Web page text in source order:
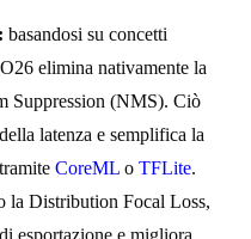
basandosi su concetti
elimina nativamente la
Suppression (NMS). Ciò
latenza e semplifica la
CoreML o TFLite.
la Distribution Focal Loss,
esportazione e migliora